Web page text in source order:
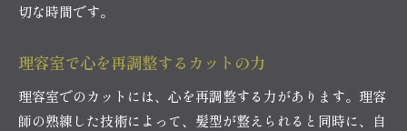
切な時間です。
理容室で心を再調整するカットの力
理容室でのカットには、心を再調整する力があります。理容
師の熟練した技術によって、髪型が整えられると同時に、自